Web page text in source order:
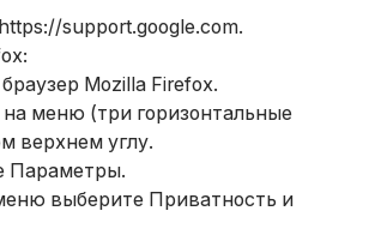
https://support.google.com.
Mozilla Firefox.
меню (три горизонтальные
верхнем углу.
Параметры.
выберите Приватность и